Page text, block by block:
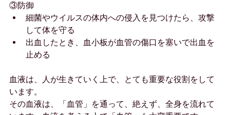
③防御
細菌やウイルスの体内への侵入を見つけたら、攻撃
して体を守る
出血したとき、血小板が血管の傷口を塞いで出血を
止める
血液は、人が生きていく上で、とても重要な役割をして
います。
その血液は、「血管」を通って、絶えず、全身を流れて